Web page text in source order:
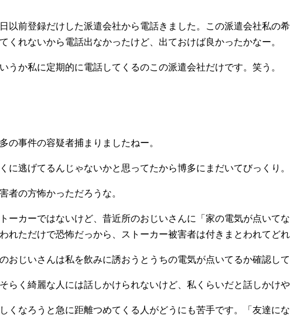
以前登録だけした派遣会社から電話きました。この派遣会社私の
くれないから電話出なかったけど、出ておけば良かったかなー。
うか私に定期的に電話してくるのこの派遣会社だけです。笑う。
の事件の容疑者捕まりましたねー。
に逃げてるんじゃないかと思ってたから博多にまだいてびっくり。
者の方怖かっただろうな。
ーカーではないけど、昔近所のおじいさんに「家の電気が点いて
れただけで恐怖だっから、ストーカー被害者は付きまとわれてどれ
おじいさんは私を飲みに誘おうとうちの電気が点いてるか確認して
らく綺麗な人には話しかけられないけど、私くらいだと話しかけや
くなろうと急に距離つめてくる人がどうにも苦手です。「友達に